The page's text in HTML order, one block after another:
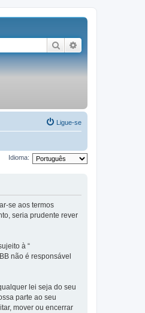
Pesquisar
Ligue-se
Idioma:
se aos termos
seria prudente rever
à “
não é responsável
lei seja do seu
parte ao seu
mover ou encerrar